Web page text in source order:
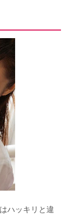
ハッキリと違